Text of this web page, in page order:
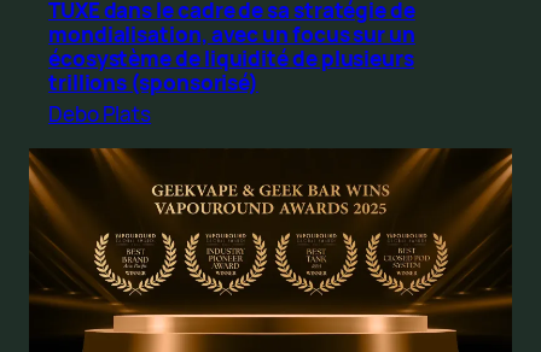
TUXE dans le cadre de sa stratégie de
mondialisation, avec un focus sur un
écosystème de liquidité de plusieurs
trillions (sponsorisé)
Debo Plats